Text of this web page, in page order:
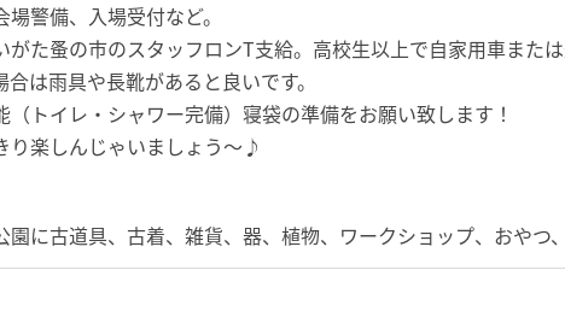
警備、入場受付など。
た蚤の市のスタッフロンT支給。高校生以上で自家用車また
は雨具や長靴があると良いです。
トイレ・シャワー完備）寝袋の準備をお願い致します！
り楽しんじゃいましょう〜♪
園に古道具、古着、雑貨、器、植物、ワークショップ、おやつ